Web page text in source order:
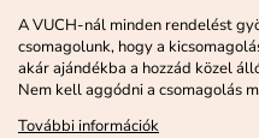
A VUCH-nál minden rendelést
csomagolunk, hogy a
akár ajándékba a hozzád közel
Nem kell aggódni a csomagolás
További információk